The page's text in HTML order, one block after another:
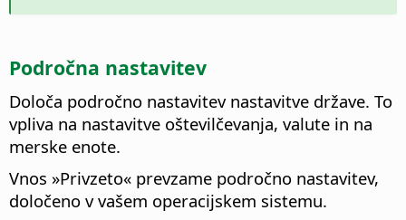
Področna nastavitev
Določa področno nastavitev nastavitve države. To
vpliva na nastavitve oštevilčevanja, valute in na
merske enote.
Vnos »Privzeto« prevzame področno nastavitev,
določeno v vašem operacijskem sistemu.